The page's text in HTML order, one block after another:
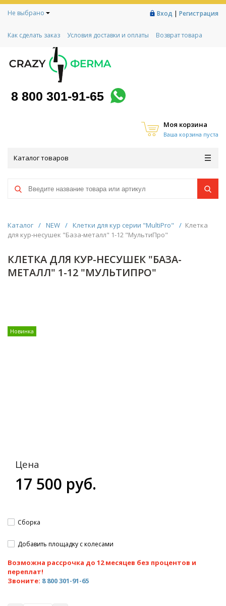
Не выбрано Вход | Регистрация
Как сделать заказ Условия доставки и оплаты
Возврат товара
Контакты
Социальный контракт
Любимая ферма
8 800 301-91-65
Моя корзина
Ваша корзина пуста
Каталог товаров
Каталог / NEW / Клетки для кур серии "MultiPro" / Клетка
для кур-несушек "База-металл" 1-12 "МультиПро"
КЛЕТКА ДЛЯ КУР-НЕСУШЕК "БАЗА-
МЕТАЛЛ" 1-12 "МУЛЬТИПРО"
Новинка
Цена
17 500 руб.
Сборка
Добавить площадку с колесами
Возможна рассрочка до 12 месяцев без процентов и
переплат!
Звоните: 8 800 301-91-65